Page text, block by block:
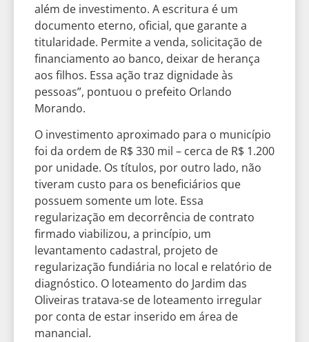
além de investimento. A escritura é um
documento eterno, oficial, que garante a
titularidade. Permite a venda, solicitação de
financiamento ao banco, deixar de herança
aos filhos. Essa ação traz dignidade às
pessoas”, pontuou o prefeito Orlando
Morando.
O investimento aproximado para o município
foi da ordem de R$ 330 mil – cerca de R$ 1.200
por unidade. Os títulos, por outro lado, não
tiveram custo para os beneficiários que
possuem somente um lote. Essa
regularização em decorrência de contrato
firmado viabilizou, a princípio, um
levantamento cadastral, projeto de
regularização fundiária no local e relatório de
diagnóstico. O loteamento do Jardim das
Oliveiras tratava-se de loteamento irregular
por conta de estar inserido em área de
manancial.